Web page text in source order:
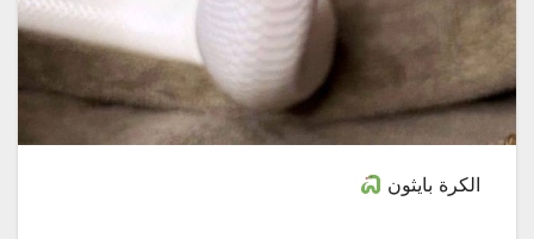
الكرة بايثون